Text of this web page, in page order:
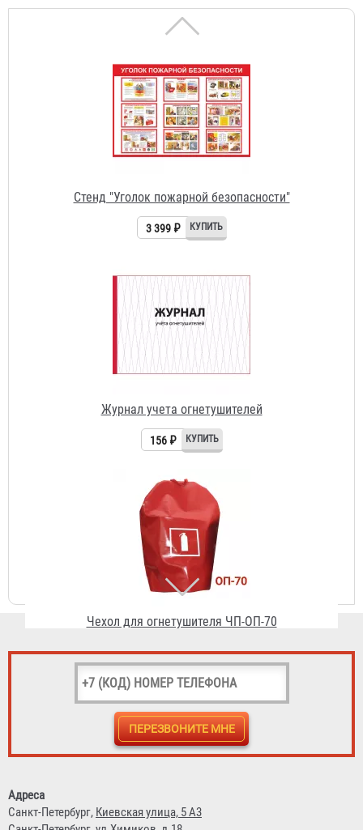
Стенд "Уголок пожарной безопасности"
3 399 ₽
Журнал учета огнетушителей
156 ₽
Чехол для огнетушителя ЧП-ОП-70
957 ₽
Стенд "Уголок пожарной безопасности"
3 399 ₽
Адреса
Санкт-Петербург, Киевская улица, 5 А3